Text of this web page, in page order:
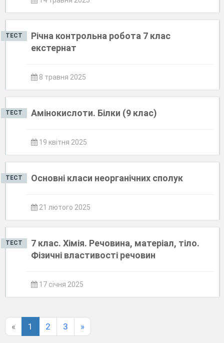
ТЕСТ
Річна контрольна робота 7 клас
екстернат
8 травня 2025
ТЕСТ Амінокислоти. Білки (9 клас)
19 квітня 2025
ТЕСТ Основні класи неорганічних сполук
21 лютого 2025
ТЕСТ
7 клас. Хімія. Речовина, матеріал, тіло.
Фізичні властивості речовин
17 січня 2025
« 1 2 3 »